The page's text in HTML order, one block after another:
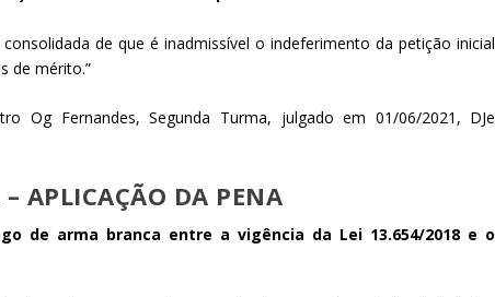
de que é inadmissível o indeferimento da petição inicial
de mérito.”
Og Fernandes, Segunda Turma, julgado em 01/06/2021, DJe
APLICAÇÃO DA PENA
de arma branca entre a vigência da Lei 13.654/2018 e o